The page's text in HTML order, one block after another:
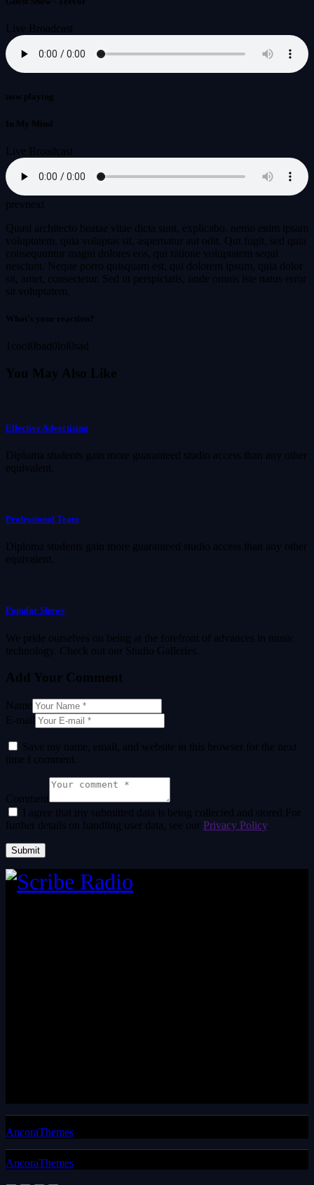
Live Broadcast
now playing
In My Mind
Live Broadcast
prev next
Quasi architecto beatae vitae dicta sunt, explicabo. nemo enim ipsam
voluptatem, quia voluptas sit, aspernatur aut odit. Qut fugit, sed quia
consequuntur magni dolores eos, qui ratione voluptatem sequi
nesciunt. Neque porro quisquam est, qui dolorem ipsum, quia dolor
sit, amet, consectetur. Sed ut perspiciatis, unde omnis iste natus error
sit voluptatem.
What's your reaction?
1 cool0bad0lol0sad
You May Also Like
Effective Advertising
Diploma students gain more guaranteed studio access than any other
equivalent.
Professional Team
Diploma students gain more guaranteed studio access than any other
equivalent.
Popular Shows
We pride ourselves on being at the forefront of advances in music
technology. Check out our Studio Galleries.
Add Your Comment
Name
E-mail
Save my name, email, and website in this browser for the next
time I comment.
Comment
I agree that my submitted data is being collected and stored For
further details on handling user data, see our Privacy Policy.
AncoraThemes
AncoraThemes